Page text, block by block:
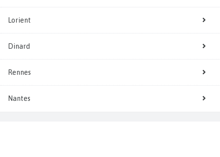
Lorient
Dinard
Rennes
Nantes